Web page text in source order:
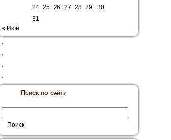
24 25 26 27 28 29
30
31
« Июн
Поиск по сайту